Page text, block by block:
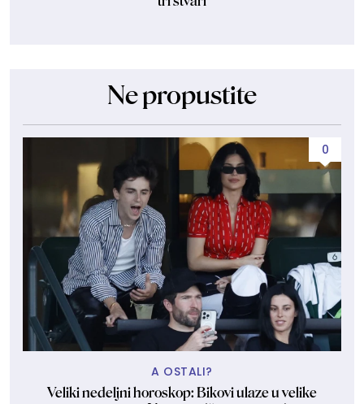
Ne propustite
0
A OSTALI?
Veliki nedeljni horoskop: Bikovi ulaze u velike